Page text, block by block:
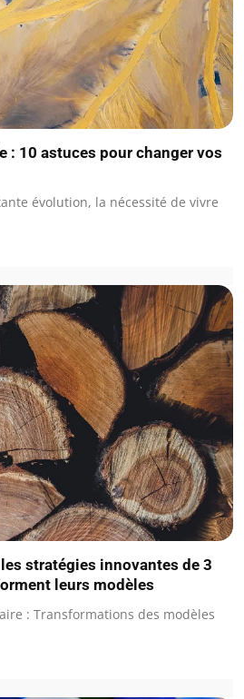
: 10 astuces pour changer vos
évolution, la nécessité de vivre
stratégies innovantes de 3
leurs modèles
: Transformations des modèles